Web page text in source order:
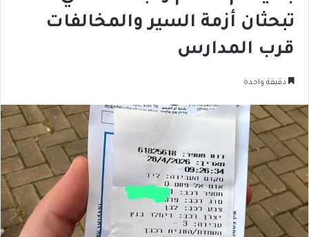
تبحثان أزمة السير والمخالفات
قرب المدارس
دقيقة واحدة